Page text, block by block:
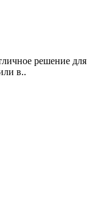
решение для
в..